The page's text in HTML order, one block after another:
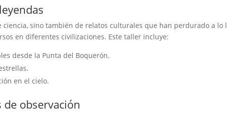
sino también de relatos culturales que han perdurado a lo
en diferentes civilizaciones. Este taller incluye:
desde la Punta del Boquerón.
en el cielo.
observación